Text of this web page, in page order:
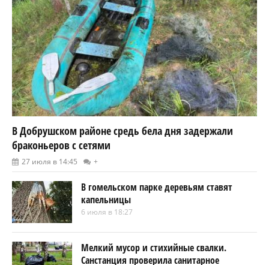
В Добрушском районе средь бела дня задержали
браконьеров с сетями
27 июля в 14:45 +
В гомельском парке деревьям ставят
капельницы
6 июля в 18:27
Мелкий мусор и стихийные свалки.
Санстанция проверила санитарное